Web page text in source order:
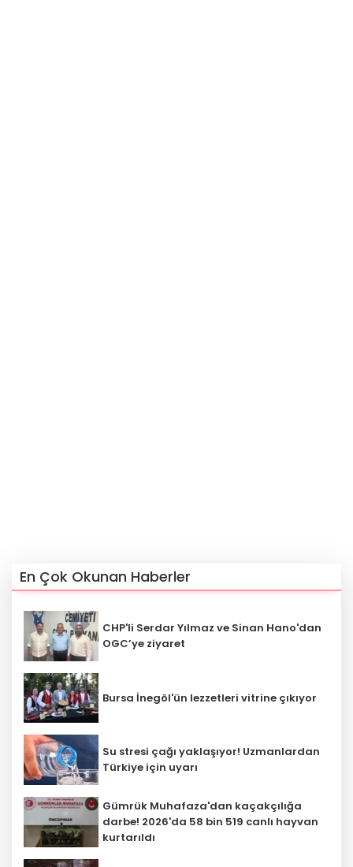
En Çok Okunan Haberler
CHP'li Serdar Yılmaz ve Sinan Hano'dan
OGC’ye ziyaret
Bursa İnegöl'ün lezzetleri vitrine çıkıyor
Su stresi çağı yaklaşıyor! Uzmanlardan
Türkiye için uyarı
Gümrük Muhafaza'dan kaçakçılığa
darbe! 2026'da 58 bin 519 canlı hayvan
kurtarıldı